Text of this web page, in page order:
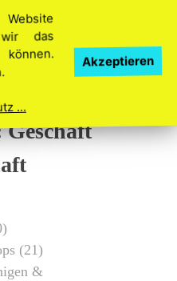
(21)
&
das
...
Akzeptieren